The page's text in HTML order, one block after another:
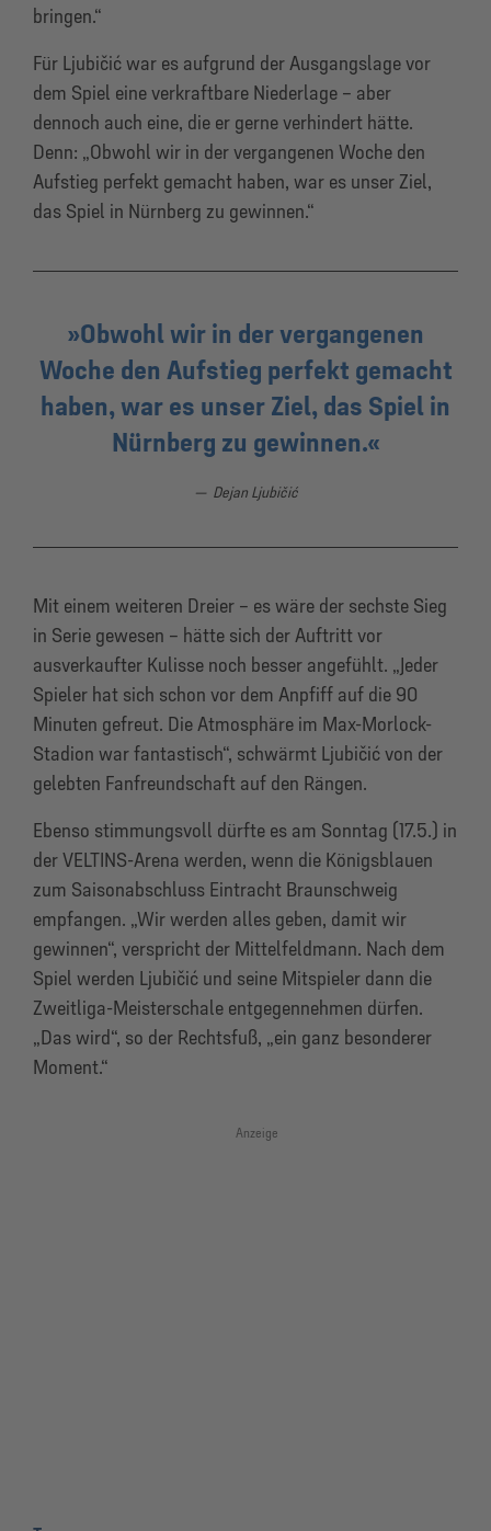
bringen.“
Für Ljubičić war es aufgrund der Ausgangslage vor
dem Spiel eine verkraftbare Niederlage – aber
dennoch auch eine, die er gerne verhindert hätte.
Denn: „Obwohl wir in der vergangenen Woche den
Aufstieg perfekt gemacht haben, war es unser Ziel,
das Spiel in Nürnberg zu gewinnen.“
Obwohl wir in der vergangenen
Woche den Aufstieg perfekt gemacht
haben, war es unser Ziel, das Spiel in
Nürnberg zu gewinnen.
Dejan Ljubičić
Mit einem weiteren Dreier – es wäre der sechste Sieg
in Serie gewesen – hätte sich der Auftritt vor
ausverkaufter Kulisse noch besser angefühlt. „Jeder
Spieler hat sich schon vor dem Anpfiff auf die 90
Minuten gefreut. Die Atmosphäre im Max-Morlock-
Stadion war fantastisch“, schwärmt Ljubičić von der
gelebten Fanfreundschaft auf den Rängen.
Ebenso stimmungsvoll dürfte es am Sonntag (17.5.) in
der VELTINS-Arena werden, wenn die Königsblauen
zum Saisonabschluss Eintracht Braunschweig
empfangen. „Wir werden alles geben, damit wir
gewinnen“, verspricht der Mittelfeldmann. Nach dem
Spiel werden Ljubičić und seine Mitspieler dann die
Zweitliga-Meisterschale entgegennehmen dürfen.
„Das wird“, so der Rechtsfuß, „ein ganz besonderer
Moment.“
Anzeige